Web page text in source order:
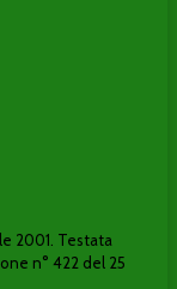
2001. Testata
n° 422 del 25